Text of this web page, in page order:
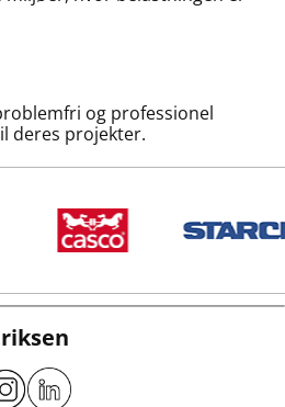
og professionel
deres projekter.